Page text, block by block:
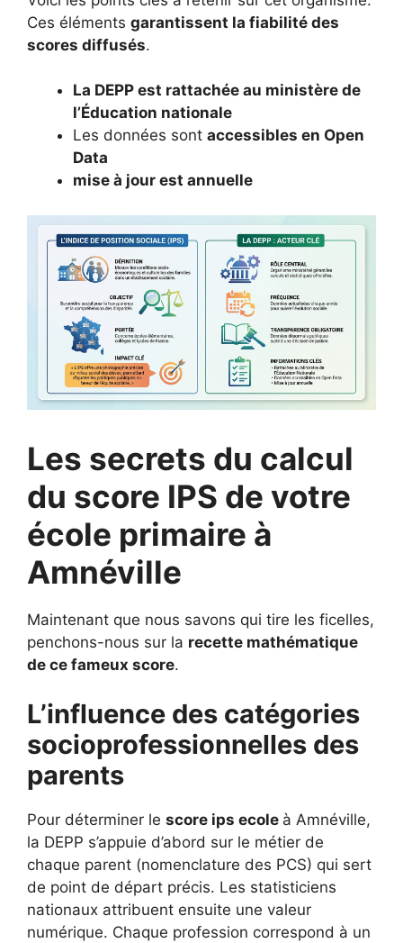
Ces éléments garantissent la fiabilité des
scores diffusés.
La DEPP est rattachée au ministère de
l’Éducation nationale
Les données sont accessibles en Open
Data
mise à jour est annuelle
Les secrets du calcul
du score IPS de votre
école primaire à
Amnéville
Maintenant que nous savons qui tire les ficelles,
penchons-nous sur la recette mathématique
de ce fameux score.
L’influence des catégories
socioprofessionnelles des
parents
Pour déterminer le score ips ecole à Amnéville,
la DEPP s’appuie d’abord sur le métier de
chaque parent (nomenclature des PCS) qui sert
de point de départ précis. Les statisticiens
nationaux attribuent ensuite une valeur
numérique. Chaque profession correspond à un